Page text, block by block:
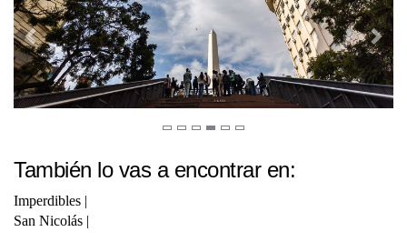
También lo vas a encontrar en:
Imperdibles |
San Nicolás |